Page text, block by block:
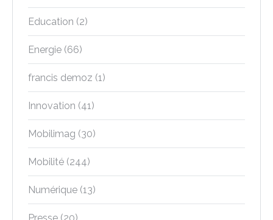
Education (2)
Energie (66)
francis demoz (1)
Innovation (41)
Mobilimag (30)
Mobilité (244)
Numérique (13)